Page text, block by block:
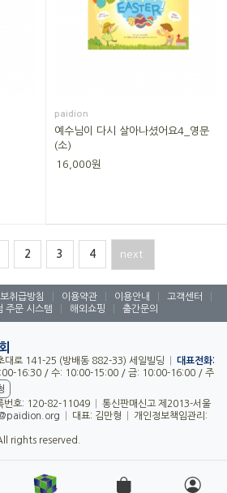
paidion
예수님이 다시 살아나셨어요4_영문
(소)
16,000원
2 3 4 next
취급방침 이용약관 이용안내 고객센터
주문 시스템 해외쇼핑 출간문의
대로 141-25 (방배동 882-33) 세일빌딩
대표전화:
16:30 / 수: 10:00-15:00 / 금: 10:00-16:00 / 주
번호: 120-82-11049
통신판매신고 제2013-서울
대표: 김만형
개인정보책임관리:
rights reserved.